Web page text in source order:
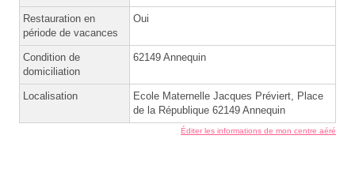
Restauration en
période de vacances
Oui
Condition de
domiciliation
62149 Annequin
Localisation
Ecole Maternelle Jacques Préviert, Place
de la République 62149 Annequin
Éditer les informations de mon centre aéré